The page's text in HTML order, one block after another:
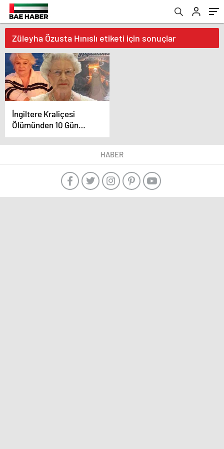
Züleyha Özusta Hınıslı etiketi için sonuçlar
İngiltere Kraliçesi
Ölümünden 10 Gün
Sonra Türkiye’de Kimin
Rüyasına Girdi?
HABER